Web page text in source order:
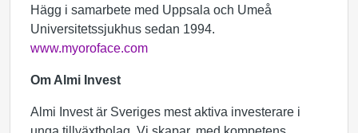
Hägg i samarbete med Uppsala och Umeå
Universitetssjukhus sedan 1994.
www.myoroface.com
Om Almi Invest
Almi Invest är Sveriges mest aktiva investerare i